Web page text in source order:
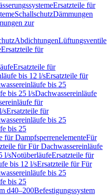
Ersatzteile für
SchallschutzDämmungen
zur
AbdichtungenLüftungsventile
Ersatzteile für
Ersatzteile für
bis 12 l/sErsatzteile für
bis 25
bis 25 l/sDachwassereinläufe
für
sErsatzteile für
bis 25
bis 25
für DampfsperrenelementeFür
für Für Dachwassereinläufe
l/sNotüberläufeErsatzteile für
bis 12 l/sErsatzteile für Für
bis 25
bis 25
d40–200Befestigungssystem